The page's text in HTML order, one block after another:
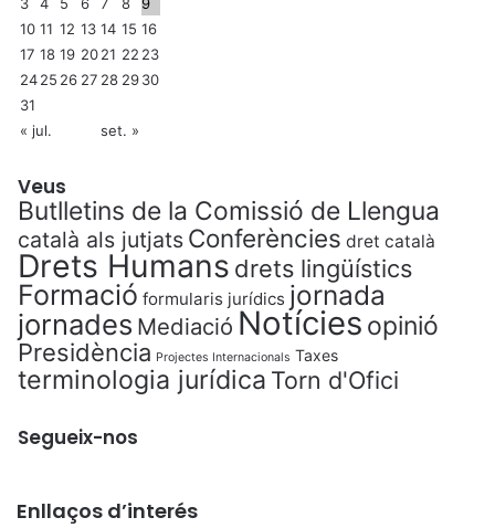
3
4 5 6 7 8
9
10 11 12 13 14 15 16
17 18 19 2021 22 23
2425 26 27 28 2930
31
« jul.
set. »
Veus
Butlletins de la Comissió de Llengua
català als jutjats Conferències dret català
Drets Humans drets lingüístics
Formació formularis jurídics jornada
jornades Mediació Notícies opinió
Presidència Projectes Internacionals Taxes
terminologia jurídica Torn d'Ofici
Segueix-nos
Enllaços d’interés